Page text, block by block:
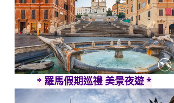
* 羅馬假期巡禮 美景夜遊*